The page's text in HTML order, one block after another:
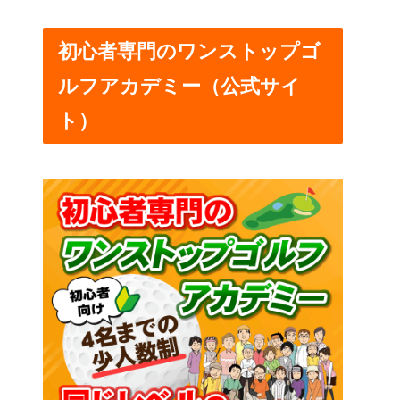
初心者専門のワンストップゴ
ルフアカデミー（公式サイ
ト）